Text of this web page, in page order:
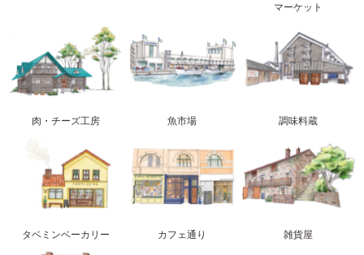
マーケット
肉・チーズ工房 魚市場 調味料蔵
タベミンベーカリー カフェ通り 雑貨屋